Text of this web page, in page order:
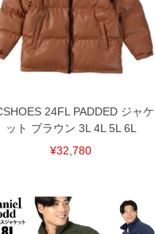
ざいます。
で、予めご了承下さい。
例：裾にファスナーや調節ひもが付
また、お客様がご使用の環境（コ
りますので店頭での売り違い、店
お掛けしてしまう場合がございま
すが、もしあった場合速やかにご
24FL PADDED ジャケ
ット ブラウン 3L 4L 5L 6L
¥32,780